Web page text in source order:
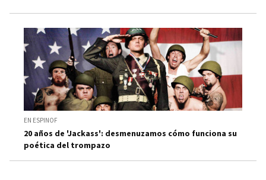
EN ESPINOF
20 años de 'Jackass': desmenuzamos cómo funciona su
poética del trompazo